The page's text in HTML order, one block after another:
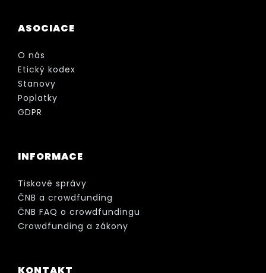
ASOCIACE
O nás
Etický kodex
Stanovy
Poplatky
GDPR
INFORMACE
Tiskové správy
ČNB a crowdfunding
ČNB FAQ o crowdfundingu
Crowdfunding a zákony